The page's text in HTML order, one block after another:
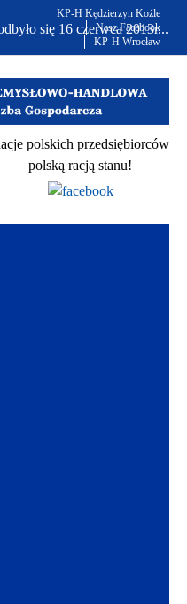
się 16 czerwca 2013r...
przedsiębiorców...
racją stanu...
KP-H Kędzierzyn Kożle
Nasz Facebook
KP-H Wrocław
polskich przedsiębiorców
polską racją stanu!